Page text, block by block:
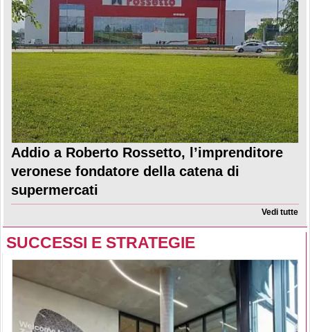
Addio a Roberto Rossetto, l’imprenditore
veronese fondatore della catena di
supermercati
Vedi tutte
SUCCESSI E STRATEGIE